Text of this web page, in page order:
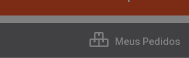
Meus Pedidos